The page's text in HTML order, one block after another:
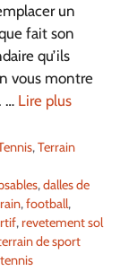
un
fait son
qu’ils
vous montre
… Lire plus
,Terrain
,dalles de
,football,
,revetement sol
de sport